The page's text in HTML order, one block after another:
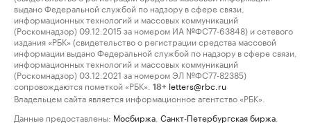
выдано Федеральной службой по надзору в сфере связи,
информационных технологий и массовых коммуникаций
(Роскомнадзор) 09.12.2015 за номером ИА №ФС77-63848) и сетевого
издания «РБК» (свидетельство о регистрации средства массовой
информации выдано Федеральной службой по надзору в сфере связи,
информационных технологий и массовых коммуникаций
(Роскомнадзор) 03.12.2021 за номером ЭЛ №ФС77-82385)
сопровождаются пометкой «РБК».
18+ letters@rbc.ru
Владельцем сайта является информационное агентство «РБК».
Данные предоставлены: Мосбиржа Санкт-Петербургская биржа